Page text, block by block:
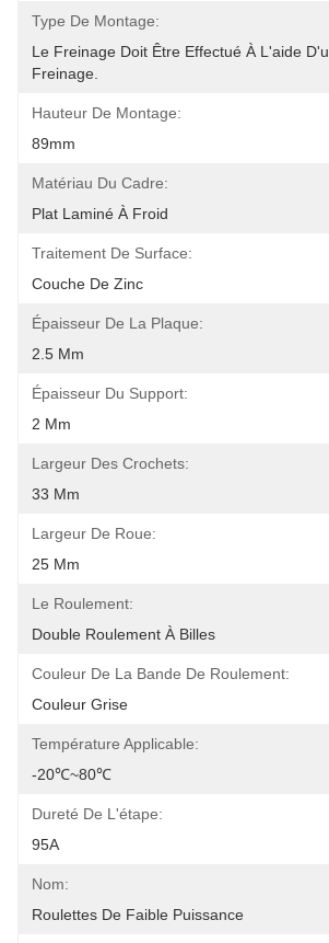
Type De Montage:
Le Freinage Doit Être Effectué À L'aide
Freinage.
Hauteur De Montage:
89mm
Matériau Du Cadre:
Plat Laminé À Froid
Traitement De Surface:
Couche De Zinc
Épaisseur De La Plaque:
2.5 Mm
Épaisseur Du Support:
2 Mm
Largeur Des Crochets:
33 Mm
Largeur De Roue:
25 Mm
Le Roulement:
Double Roulement À Billes
Couleur De La Bande De Roulement:
Couleur Grise
Température Applicable:
-20℃~80℃
Dureté De L'étape:
95A
Nom:
Roulettes De Faible Puissance